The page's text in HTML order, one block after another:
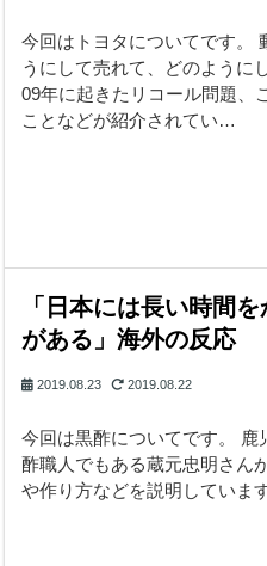
今回はトヨタについてです。
うにして売れて、どのように
09年に起きたリコール問題、
ことなどが紹介されてい…
「日本には長い時間
がある」海外の反応
2019.08.23 2019.08.22
今回は黒酢についてです。
酢職人でもある蔵元忠明さん
や作り方などを説明していま